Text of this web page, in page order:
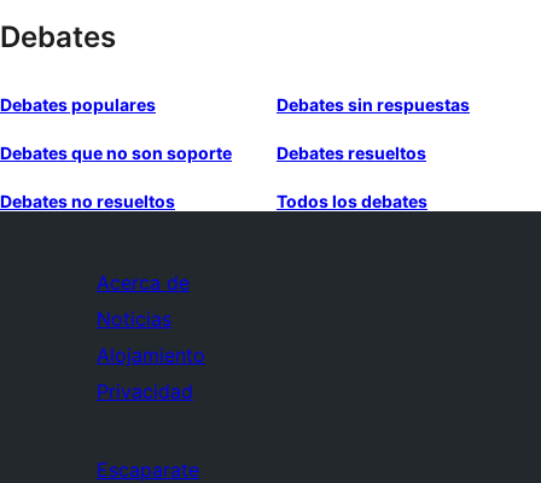
Debates
Debates populares Debates sin respuestas
Debates que no son soporte Debates resueltos
Debates no resueltos Todos los debates
Acerca de
Noticias
Alojamiento
Privacidad
Escaparate